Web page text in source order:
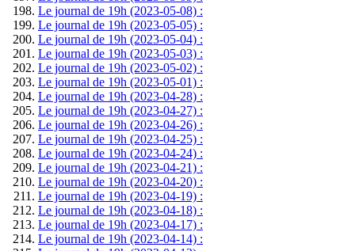
Le journal de 19h (2023-05-08) :
Le journal de 19h (2023-05-05) :
Le journal de 19h (2023-05-04) :
Le journal de 19h (2023-05-03) :
Le journal de 19h (2023-05-02) :
Le journal de 19h (2023-05-01) :
Le journal de 19h (2023-04-28) :
Le journal de 19h (2023-04-27) :
Le journal de 19h (2023-04-26) :
Le journal de 19h (2023-04-25) :
Le journal de 19h (2023-04-24) :
Le journal de 19h (2023-04-21) :
Le journal de 19h (2023-04-20) :
Le journal de 19h (2023-04-19) :
Le journal de 19h (2023-04-18) :
Le journal de 19h (2023-04-17) :
Le journal de 19h (2023-04-14) :